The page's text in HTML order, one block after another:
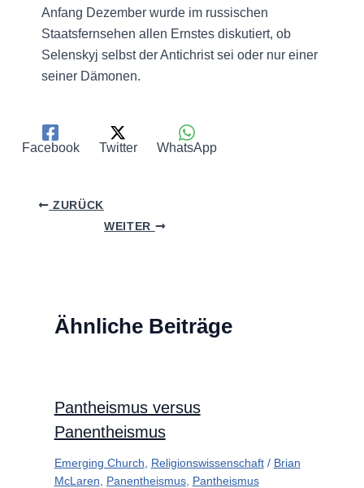
Anfang Dezember wurde im russischen
Staatsfernsehen allen Ernstes diskutiert, ob
Selenskyj selbst der Antichrist sei oder nur einer
seiner Dämonen.
Facebook Twitter WhatsApp
ZURÜCK
WEITER
Ähnliche Beiträge
Pantheismus versus
Panentheismus
Emerging Church Religionswissenschaft/ Brian
McLaren
Panentheismus, Pantheismus